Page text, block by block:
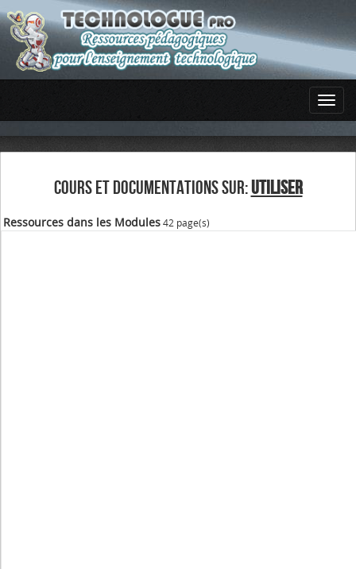
COURS ET DOCUMENTATIONS SUR:UTILISER
Ressources dans les Modules42 page(s)